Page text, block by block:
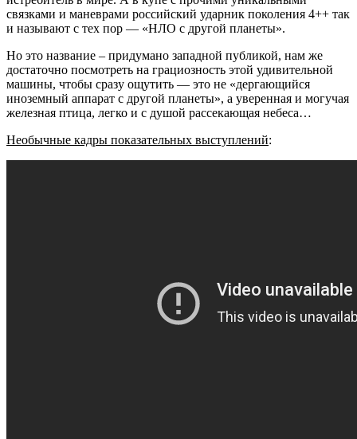
связками и маневрами российский ударник поколения 4++ так
и называют с тех пор — «НЛО с другой планеты».
Но это название – придумано западной публикой, нам же
достаточно посмотреть на грациозность этой удивительной
машины, чтобы сразу ощутить — это не «дергающийся
иноземный аппарат с другой планеты», а уверенная и могучая
железная птица, легко и с душой рассекающая небеса…
Необычные кадры показательных выступлений: